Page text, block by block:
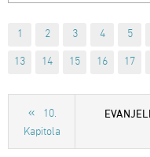
1 2 3 4 5
13 14 15 16 17
10.
Kapitola